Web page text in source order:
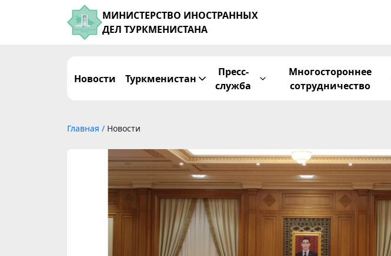
МИНИСТЕРСТВО ИНОСТРАННЫХ
ДЕЛ ТУРКМЕНИСТАНА
Новости Туркменистан
Пресс-
служба
Многостороннее
сотрудничество
Главная / Новости